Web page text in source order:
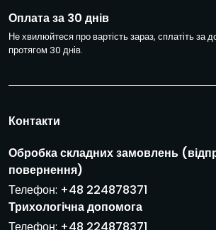
ш
т
а
*
Е
е
к
т
р
о
н
н
а
Оплата за 30 днів
Не хвилюйтеся про вартість зараз, сплатіть за
протягом 30 днів.
Контакти
Обробка складних замовлень
повернення)
Телефон: +48 224878371
Трихологічна допомога